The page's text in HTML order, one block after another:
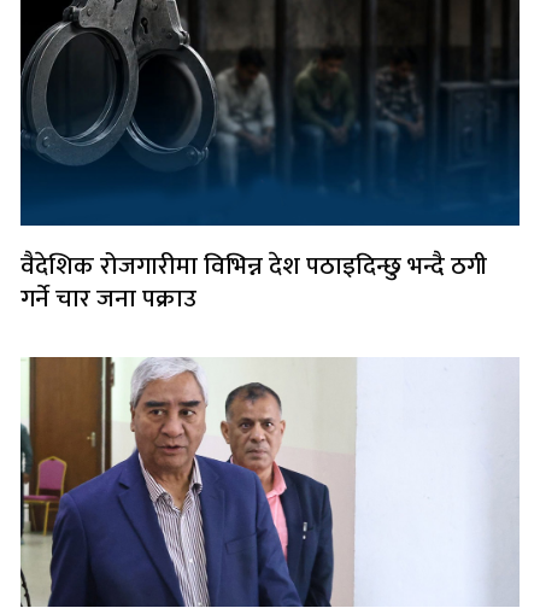
वैदेशिक रोजगारीमा विभिन्न देश पठाइदिन्छु भन्दै ठगी
गर्ने चार जना पक्राउ